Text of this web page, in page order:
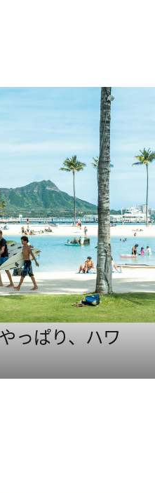
っぱり、ハワ